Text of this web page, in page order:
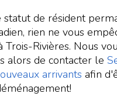
statut de résident
rien ne vous
Trois-Rivières. Nous
alors de contacter le
arrivants afin